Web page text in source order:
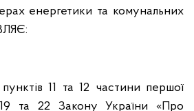
енергетики та комунальних
11 та 12 частини першої
19 та 22 Закону України «Про